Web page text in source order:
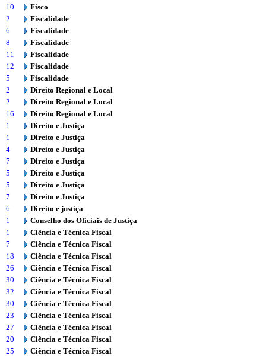
10
Fisco
2
Fiscalidade
6
Fiscalidade
8
Fiscalidade
11
Fiscalidade
12
Fiscalidade
5
Fiscalidade
2
Direito Regional e Local
2
Direito Regional e Local
16
Direito Regional e Local
1
Direito e Justiça
1
Direito e Justiça
4
Direito e Justiça
7
Direito e Justiça
5
Direito e Justiça
5
Direito e Justiça
7
Direito e Justiça
6
Direito e justiça
1
Conselho dos Oficiais de Justiça
1
Ciência e Técnica Fiscal
7
Ciência e Técnica Fiscal
18
Ciência e Técnica Fiscal
26
Ciência e Técnica Fiscal
30
Ciência e Técnica Fiscal
32
Ciência e Técnica Fiscal
30
Ciência e Técnica Fiscal
23
Ciência e Técnica Fiscal
27
Ciência e Técnica Fiscal
20
Ciência e Técnica Fiscal
25
Ciência e Técnica Fiscal